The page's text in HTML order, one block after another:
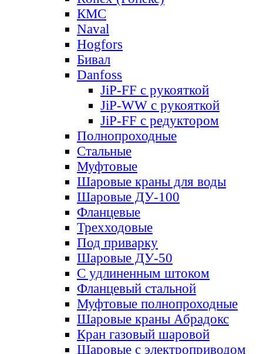
КМС
Naval
Hogfors
Бивал
Danfoss
JiP-FF с рукояткой
JiP-WW с рукояткой
JiP-FF с редуктором
Полнопроходные
Стальные
Муфтовые
Шаровые краны для воды
Шаровые ДУ-100
Фланцевые
Трехходовые
Под приварку
Шаровые ДУ-50
С удлиненным штоком
Фланцевый стальной
Муфтовые полнопроходные
Шаровые краны Абрадокс
Кран газовый шаровой
Шаровые с электроприводом